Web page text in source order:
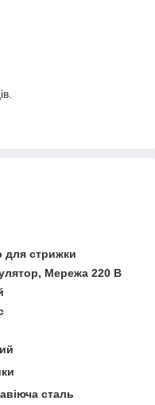
для стрижки
Мережа 220 В
сталь